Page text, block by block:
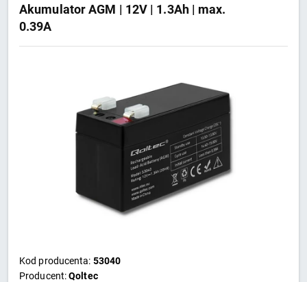
Akumulator AGM | 12V | 1.3Ah | max.
0.39A
Kod producenta: 53040
Producent:Qoltec